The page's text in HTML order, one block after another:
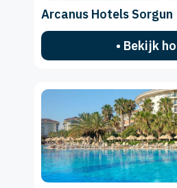
Arcanus Hotels Sorgun
• Bekijk